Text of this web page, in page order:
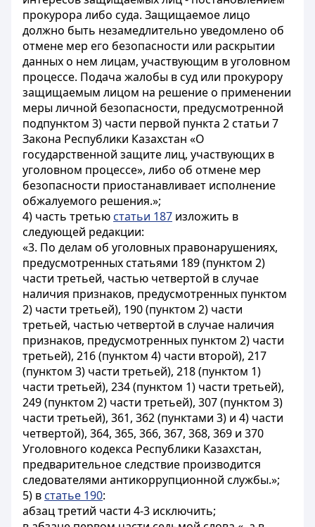
прокурора либо суда. Защищаемое лицо
должно быть незамедлительно уведомлено об
отмене мер его безопасности или раскрытии
данных о нем лицам, участвующим в уголовном
процессе. Подача жалобы в суд или прокурору
защищаемым лицом на решение о применении
меры личной безопасности, предусмотренной
подпунктом 3) части первой пункта 2 статьи 7
Закона Республики Казахстан «О
государственной защите лиц, участвующих в
уголовном процессе», либо об отмене мер
безопасности приостанавливает исполнение
обжалуемого решения.»;
4) часть третью статьи 187 изложить в
следующей редакции:
«3. По делам об уголовных правонарушениях,
предусмотренных статьями 189 (пунктом 2)
части третьей, частью четвертой в случае
наличия признаков, предусмотренных пунктом
2) части третьей), 190 (пунктом 2) части
третьей, частью четвертой в случае наличия
признаков, предусмотренных пунктом 2) части
третьей), 216 (пунктом 4) части второй), 217
(пунктом 3) части третьей), 218 (пунктом 1)
части третьей), 234 (пунктом 1) части третьей),
249 (пунктом 2) части третьей), 307 (пунктом 3)
части третьей), 361, 362 (пунктами 3) и 4) части
четвертой), 364, 365, 366, 367, 368, 369 и 370
Уголовного кодекса Республики Казахстан,
предварительное следствие производится
следователями антикоррупционной службы.»;
5) в статье 190:
абзац третий части 4-3 исключить;